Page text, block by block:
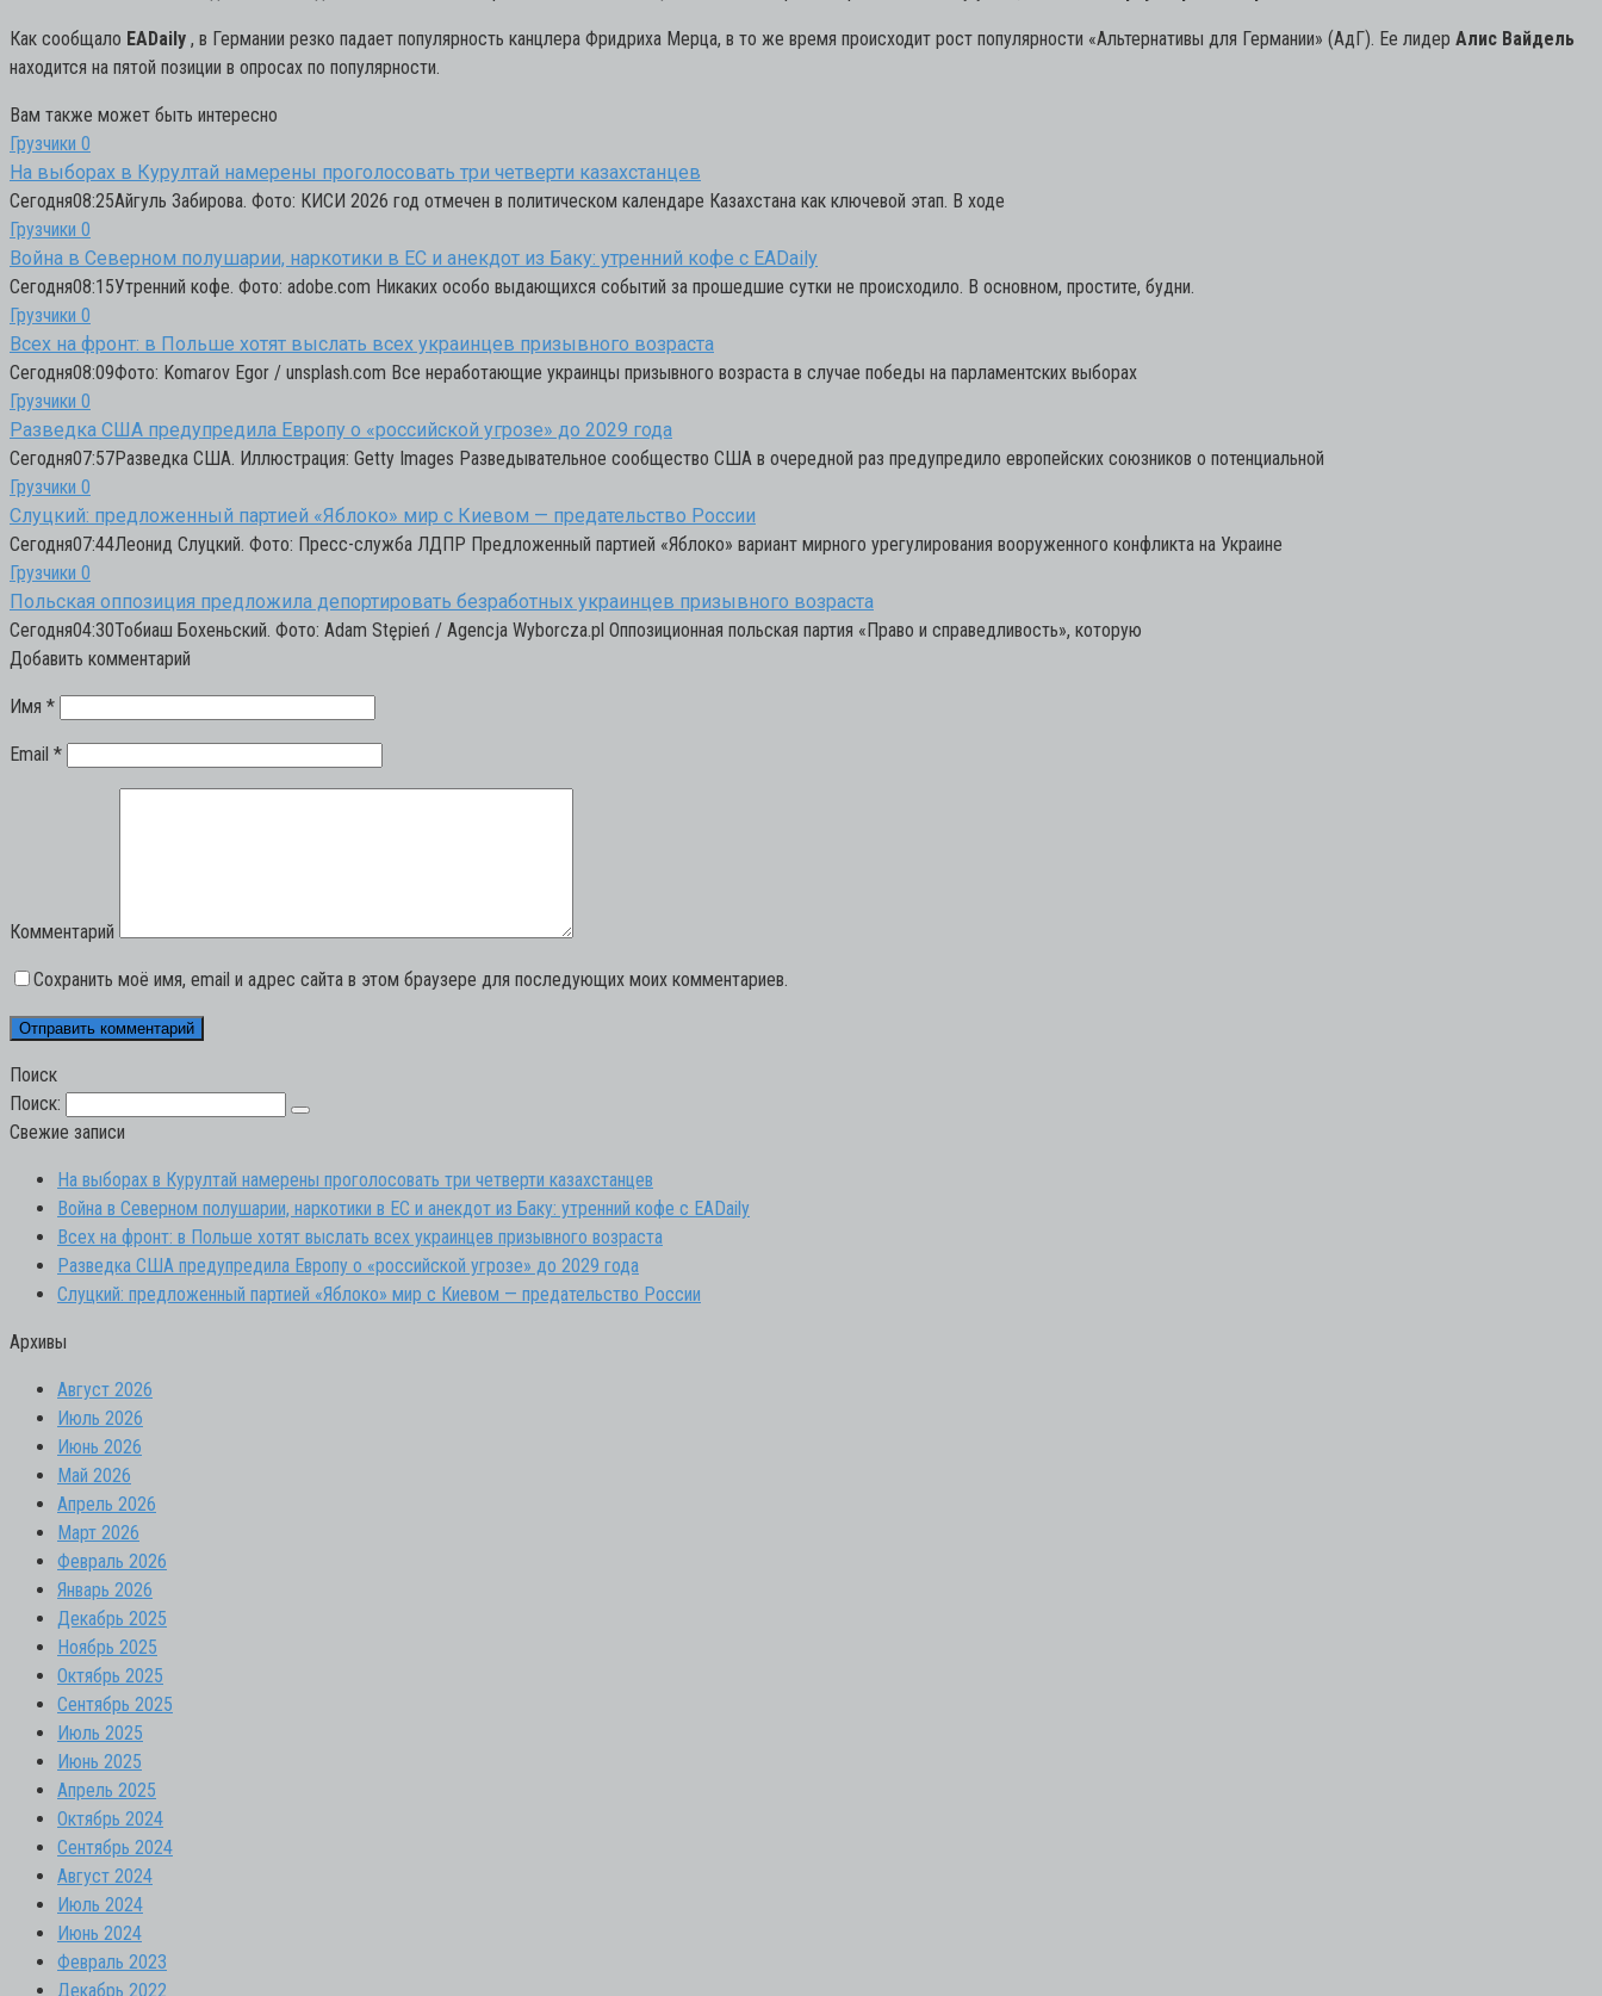
Как сообщало EADaily , в Германии резко падает популярность канцлера Фридриха Мерца, в то же время происходит рост популярности «Альтернативы для Германии» (АдГ). Ее лидер Алис Вайдель
находится на пятой позиции в опросах по популярности.
Вам также может быть интересно
Грузчики 0
На выборах в Курултай намерены проголосовать три четверти казахстанцев
Сегодня08:25Айгуль Забирова. Фото: КИСИ 2026 год отмечен в политическом календаре Казахстана как ключевой этап. В ходе
Грузчики 0
Война в Северном полушарии, наркотики в ЕС и анекдот из Баку: утренний кофе с EADaily
Сегодня08:15Утренний кофе. Фото: adobe.com Никаких особо выдающихся событий за прошедшие сутки не происходило. В основном, простите, будни.
Грузчики 0
Всех на фронт: в Польше хотят выслать всех украинцев призывного возраста
Сегодня08:09Фото: Komarov Egor / unsplash.com Все неработающие украинцы призывного возраста в случае победы на парламентских выборах
Грузчики 0
Разведка США предупредила Европу о «российской угрозе» до 2029 года
Сегодня07:57Разведка США. Иллюстрация: Getty Images Разведывательное сообщество США в очередной раз предупредило европейских союзников о потенциальной
Грузчики 0
Слуцкий: предложенный партией «Яблоко» мир с Киевом — предательство России
Сегодня07:44Леонид Слуцкий. Фото: Пресс-служба ЛДПР Предложенный партией «Яблоко» вариант мирного урегулирования вооруженного конфликта на Украине
Грузчики 0
Польская оппозиция предложила депортировать безработных украинцев призывного возраста
Сегодня04:30Тобиаш Бохеньский. Фото: Adam Stępień / Agencja Wyborcza.pl Оппозиционная польская партия «Право и справедливость», которую
Добавить комментарий
Имя *
Email *
Комментарий
Сохранить моё имя, email и адрес сайта в этом браузере для последующих моих комментариев.
Поиск
Поиск:
Свежие записи
На выборах в Курултай намерены проголосовать три четверти казахстанцев
Война в Северном полушарии, наркотики в ЕС и анекдот из Баку: утренний кофе с EADaily
Всех на фронт: в Польше хотят выслать всех украинцев призывного возраста
Разведка США предупредила Европу о «российской угрозе» до 2029 года
Слуцкий: предложенный партией «Яблоко» мир с Киевом — предательство России
Архивы
Август 2026
Июль 2026
Июнь 2026
Май 2026
Апрель 2026
Март 2026
Февраль 2026
Январь 2026
Декабрь 2025
Ноябрь 2025
Октябрь 2025
Сентябрь 2025
Июль 2025
Июнь 2025
Апрель 2025
Октябрь 2024
Сентябрь 2024
Август 2024
Июль 2024
Июнь 2024
Февраль 2023
Декабрь 2022